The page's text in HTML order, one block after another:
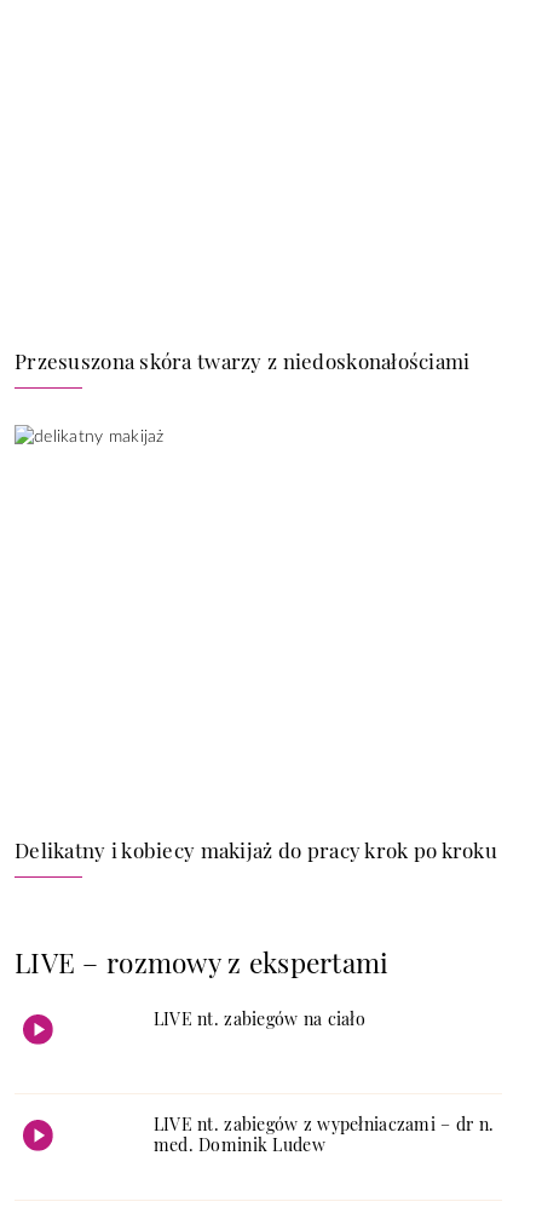
Przesuszona skóra twarzy z niedoskonałościami
Delikatny i kobiecy makijaż do pracy krok po kroku
LIVE – rozmowy z ekspertami
LIVE nt. zabiegów na ciało
LIVE nt. zabiegów z wypełniaczami – dr n.
med. Dominik Ludew